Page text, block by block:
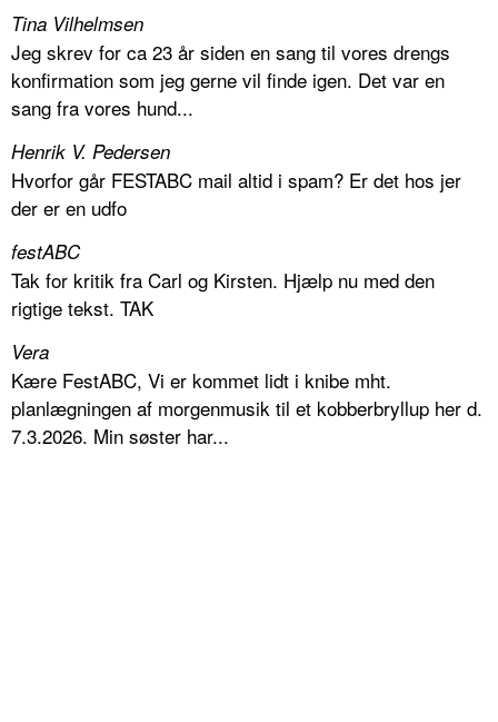
Tina Vilhelmsen
Jeg skrev for ca 23 år siden en sang til vores drengs
konfirmation som jeg gerne vil finde igen. Det var en
sang fra vores hund...
Henrik V. Pedersen
Hvorfor går FESTABC mail altid i spam? Er det hos jer
der er en udfo
festABC
Tak for kritik fra Carl og Kirsten. Hjælp nu med den
rigtige tekst. TAK
Vera
Kære FestABC, Vi er kommet lidt i knibe mht.
planlægningen af morgenmusik til et kobberbryllup her d.
7.3.2026. Min søster har...